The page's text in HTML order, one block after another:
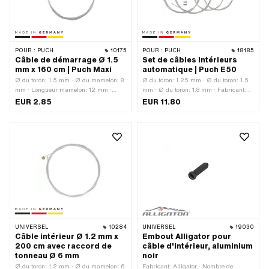
POUR : PUCH 10175
Câble de démarrage Ø 1.5
mm x 160 cm | Puch Maxi
Ø du toron: 1.5 mm · Ø du mamelon: 8
mm · Longueur mamelon: 12 mm ·
Fabricant: Fabriqué en Allemagne ·
1600 mm · Nombre de composants: 1
EUR 2.85
POUR : PUCH 18185
Set de câbles intérieurs
automatique | Puch E50
Ø du toron: 1.25 mm · Ø du toron: 1.5
mm · Ø du toron: 1.8 mm · Fabricant:
Fabriqué en Allemagne · Matériau:
EUR 11.80
UNIVERSEL 10284
Câble intérieur Ø 1.2 mm x
200 cm avec raccord de
tonneau Ø 6 mm
Ø du toron: 1.2 mm · Ø du mamelon: 6
UNIVERSEL 19030
Embout Alligator pour
câble d'intérieur, aluminium
noir
Fabricant: Alligator · Nombre de